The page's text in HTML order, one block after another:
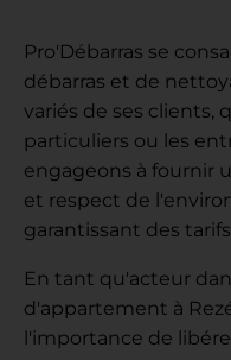
Pro'Débarras se
débarras et de
variés de ses clients,
particuliers ou les
engageons à fournir
et respect de
garantissant des
En tant qu'acteur
d'appartement à
l'importance de